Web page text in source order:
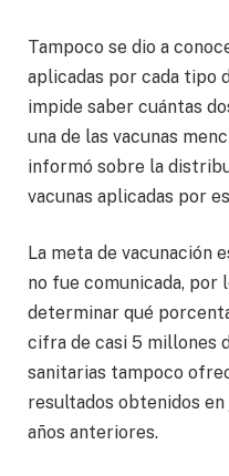
Tampoco se dio a
aplicadas por cada tipo
impide saber cuántas
una de las vacunas
informó sobre la
vacunas aplicadas por
La meta de vacunación
no fue comunicada, por
determinar qué
cifra de casi 5 millones
sanitarias tampoco
resultados obtenidos en
años anteriores.